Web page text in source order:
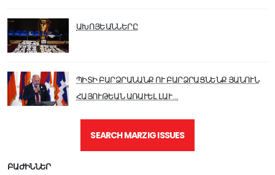
ԱԽՈՅԵԱՆՆԵՐԸ
ՊԻՏԻ ԲԱՐՁՐԱՆԱՆՔ ՈՒ ԲԱՐՁՐԱՑՆԵՆՔ ՅԱՆՈՒՆ
ՀԱՅՈՒԹԵԱՆ ԱՌԱՒԵԼ ԼԱՒ …
SEARCH MARZIG ISSUES
ԲԱԺԻՆՆԵՐ